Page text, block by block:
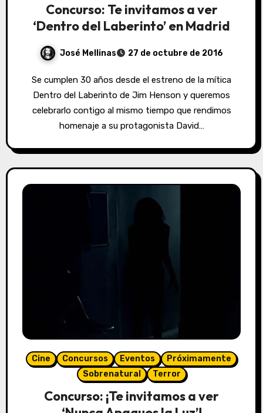
Concurso: Te invitamos a ver
‘Dentro del Laberinto’ en Madrid
José Mellinas 27 de octubre de 2016
Se cumplen 30 años desde el estreno de la mítica
Dentro del Laberinto de Jim Henson y queremos
celebrarlo contigo al mismo tiempo que rendimos
homenaje a su protagonista David…
Cine Concursos Eventos
Próximamente
Sobrenatural
Terror
Concurso: ¡Te invitamos a ver